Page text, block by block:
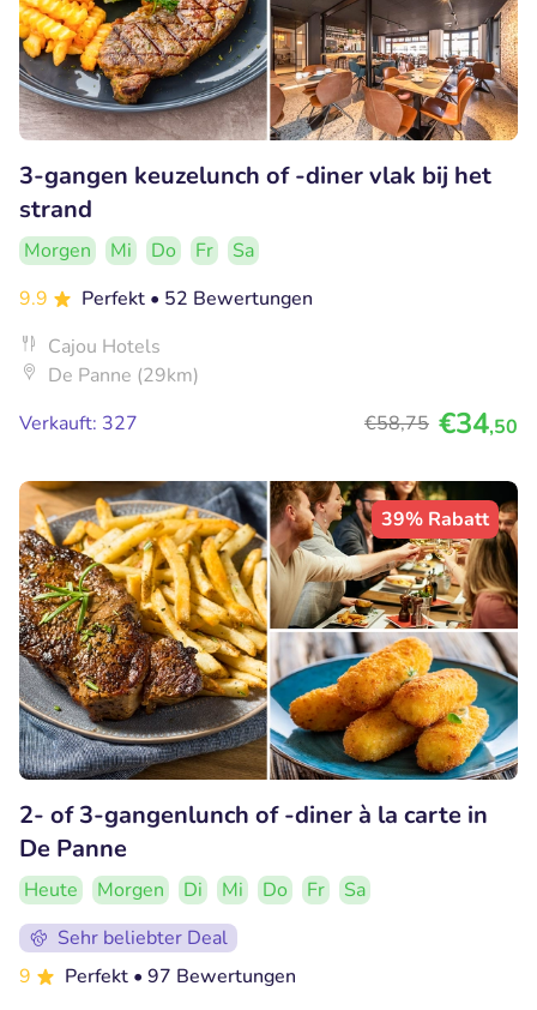
3-gangen keuzelunch of -diner vlak bij het
strand
Morgen Mi Do Fr
Sa
9.9
Perfekt • 52 Bewertungen
Cajou Hotels
De Panne (29km)
Verkauft: 327
€58,75 €34,50
39% Rabatt
2- of 3-gangenlunch of -diner à la carte in
De Panne
Heute Morgen Di Mi Do Fr
Sa
Sehr beliebter Deal
9
Perfekt • 97 Bewertungen